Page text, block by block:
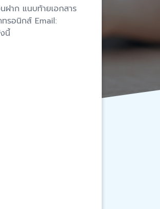
ฝาก แนบท้ายเอกสาร
รอนิกส์ Email:
นี้